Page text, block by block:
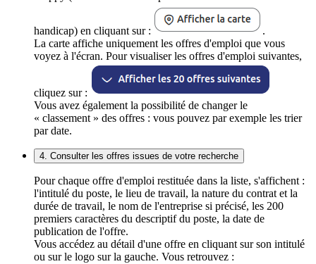
handicap) en cliquant sur :
.
La carte affiche uniquement les offres d'emploi que vous
voyez à l'écran. Pour visualiser les offres d'emploi suivantes,
cliquez sur :
Vous avez également la possibilité de changer le
« classement » des offres : vous pouvez par exemple les trier
par date.
4. Consulter les offres issues de votre recherche
Pour chaque offre d'emploi restituée dans la liste, s'affichent :
l'intitulé du poste, le lieu de travail, la nature du contrat et la
durée de travail, le nom de l'entreprise si précisé, les 200
premiers caractères du descriptif du poste, la date de
publication de l'offre.
Vous accédez au détail d'une offre en cliquant sur son intitulé
ou sur le logo sur la gauche. Vous retrouvez :